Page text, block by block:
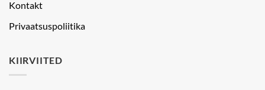
Kontakt
Privaatsuspoliitika
KIIRVIITED